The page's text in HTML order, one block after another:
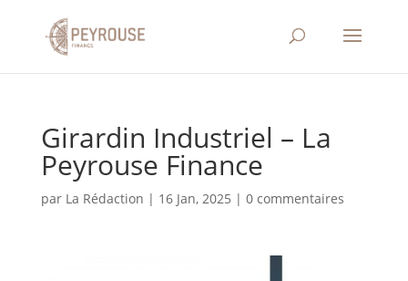
Girardin Industriel – La
Peyrouse Finance
par La Rédaction | 16 Jan, 2025 | 0 commentaires